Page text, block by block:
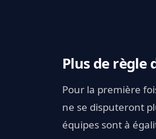
Plus de règle
Pour la première
ne se disputeront
équipes sont à